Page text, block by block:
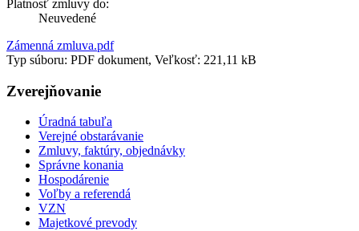
Platnosť zmluvy do:
Neuvedené
Zámenná zmluva.pdf
Typ súboru: PDF dokument, Veľkosť: 221,11 kB
Zverejňovanie
Úradná tabuľa
Verejné obstarávanie
Zmluvy, faktúry, objednávky
Správne konania
Hospodárenie
Voľby a referendá
VZN
Majetkové prevody